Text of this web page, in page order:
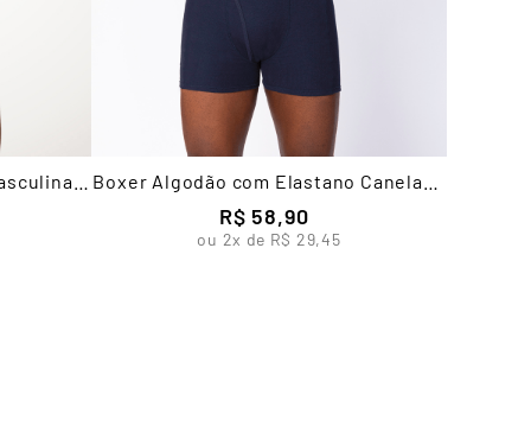
Boxer Algodão com Elastano Canelada
com Abertura
R$ 58,90
ou 2x de R$ 29,45